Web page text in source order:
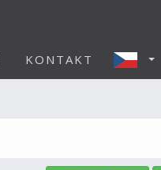
KONTAKT